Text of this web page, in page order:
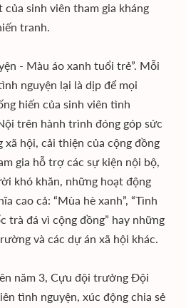
sinh viên tham gia kháng
tranh.
- Màu áo xanh tuổi trẻ”. Mỗi
nguyện lại là dịp để mọi
hiến của sinh viên tình
trên hành trình đóng góp sức
hội, cải thiện của cộng đồng
gia hỗ trợ các sự kiện nội bộ,
khó khăn, những hoạt động
cao cả: “Mùa hè xanh”, “Tình
trà đá vì cộng đồng” hay những
và các dự án xã hội khác.
năm 3, Cựu đội trưởng Đội
tình nguyện, xúc động chia sẻ